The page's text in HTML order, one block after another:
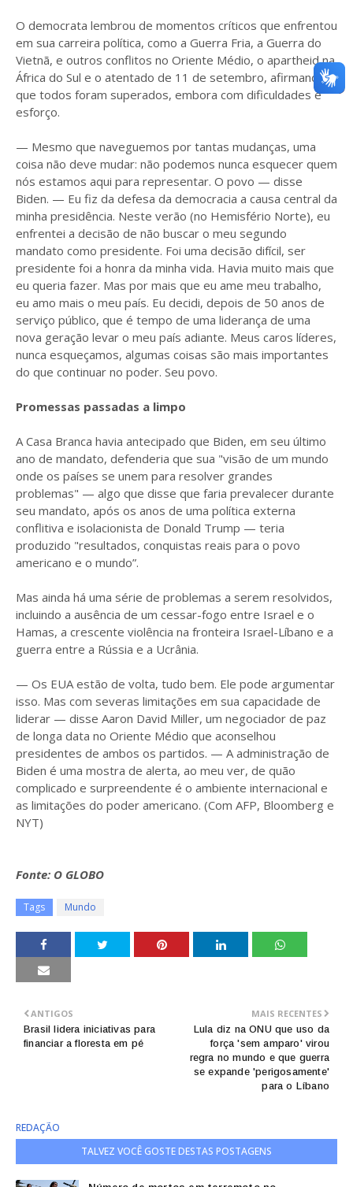
O democrata lembrou de momentos críticos que enfrentou
em sua carreira política, como a Guerra Fria, a Guerra do
Vietnã, e outros conflitos no Oriente Médio, o apartheid na
África do Sul e o atentado de 11 de setembro, afirmando
que todos foram superados, embora com dificuldades e
esforço.
— Mesmo que naveguemos por tantas mudanças, uma
coisa não deve mudar: não podemos nunca esquecer quem
nós estamos aqui para representar. O povo — disse
Biden. — Eu fiz da defesa da democracia a causa central da
minha presidência. Neste verão (no Hemisfério Norte), eu
enfrentei a decisão de não buscar o meu segundo
mandato como presidente. Foi uma decisão difícil, ser
presidente foi a honra da minha vida. Havia muito mais que
eu queria fazer. Mas por mais que eu ame meu trabalho,
eu amo mais o meu país. Eu decidi, depois de 50 anos de
serviço público, que é tempo de uma liderança de uma
nova geração levar o meu país adiante. Meus caros líderes,
nunca esqueçamos, algumas coisas são mais importantes
do que continuar no poder. Seu povo.
Promessas passadas a limpo
A Casa Branca havia antecipado que Biden, em seu último
ano de mandato, defenderia que sua "visão de um mundo
onde os países se unem para resolver grandes
problemas" — algo que disse que faria prevalecer durante
seu mandato, após os anos de uma política externa
conflitiva e isolacionista de Donald Trump — teria
produzido "resultados, conquistas reais para o povo
americano e o mundo”.
Mas ainda há uma série de problemas a serem resolvidos,
incluindo a ausência de um cessar-fogo entre Israel e o
Hamas, a crescente violência na fronteira Israel-Líbano e a
guerra entre a Rússia e a Ucrânia.
— Os EUA estão de volta, tudo bem. Ele pode argumentar
isso. Mas com severas limitações em sua capacidade de
liderar — disse Aaron David Miller, um negociador de paz
de longa data no Oriente Médio que aconselhou
presidentes de ambos os partidos. — A administração de
Biden é uma mostra de alerta, ao meu ver, de quão
complicado e surpreendente é o ambiente internacional e
as limitações do poder americano. (Com AFP, Bloomberg e
NYT)
Fonte: O GLOBO
Tags Mundo
MAIS RECENTES
Lula diz na ONU que uso da
força 'sem amparo' virou
regra no mundo e que guerra
se expande 'perigosamente'
para o Líbano
ANTIGOS
Brasil lidera iniciativas para
financiar a floresta em pé
REDAÇÃO
TALVEZ VOCÊ GOSTE DESTAS POSTAGENS